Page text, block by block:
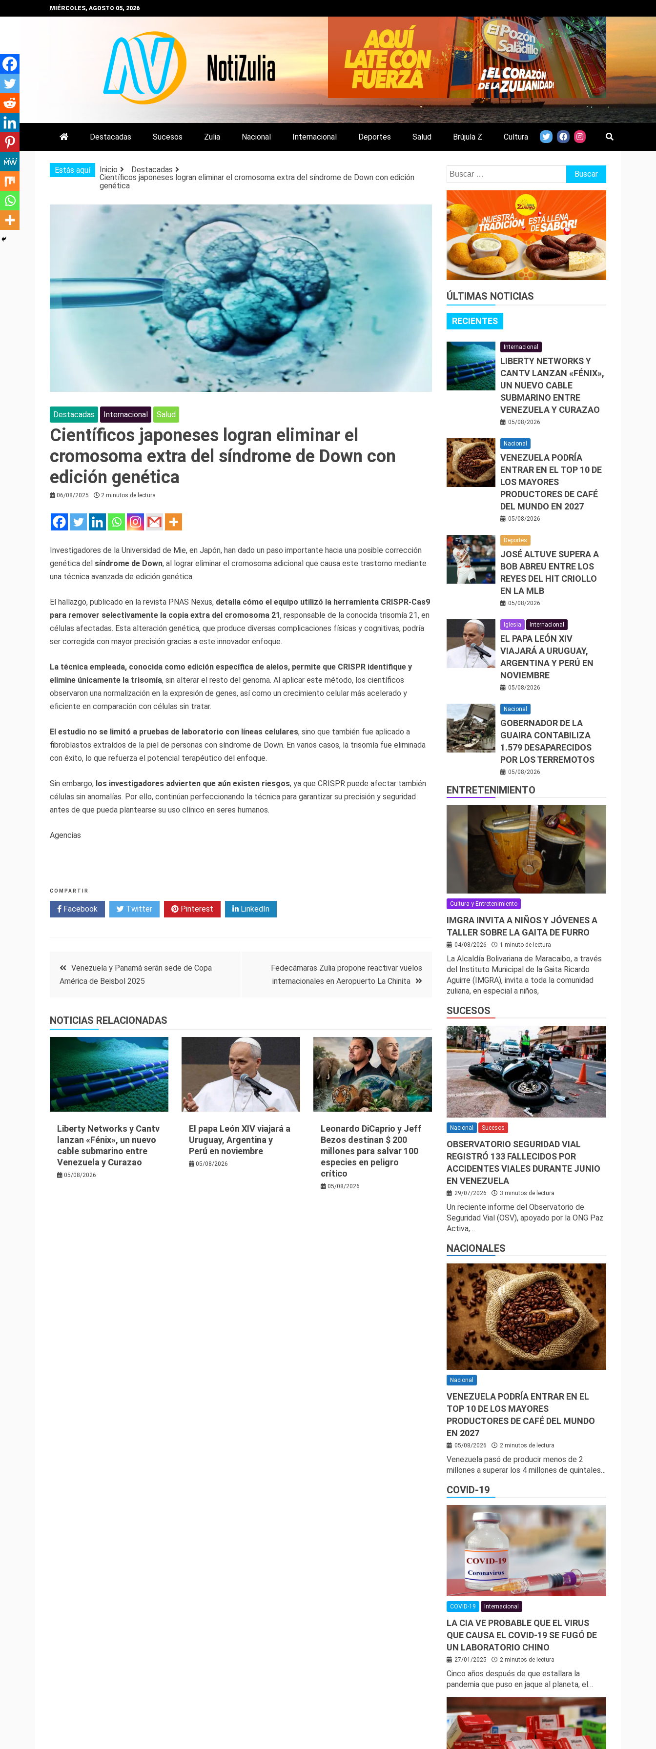
al
MIÉRCOLES, AGOSTO 05, 2026
NOTIZULIA
NOTICIAS DEL ZULIA, VENEZUELA Y DE INTERÉS GENERAL.
Destacadas Sucesos Zulia Nacional Internacional Deportes Salud Brújula Z Cultura
Estás aquí Inicio
Destacadas
Científicos japoneses logran eliminar el cromosoma extra del síndrome de Down con edición
genética
Destacadas Internacional Salud
Científicos japoneses logran eliminar el
cromosoma extra del síndrome de Down con
edición genética
06/08/2025 2 minutos de lectura
Investigadores de la Universidad de Mie, en Japón, han dado un paso importante hacia una posible corrección
genética del síndrome de Down, al lograr eliminar el cromosoma adicional que causa este trastorno mediante
una técnica avanzada de edición genética.
El hallazgo, publicado en la revista PNAS Nexus, detalla cómo el equipo utilizó la herramienta CRISPR-Cas9
para remover selectivamente la copia extra del cromosoma 21, responsable de la conocida trisomía 21, en
células afectadas. Esta alteración genética, que produce diversas complicaciones físicas y cognitivas, podría
ser corregida con mayor precisión gracias a este innovador enfoque.
La técnica empleada, conocida como edición específica de alelos, permite que CRISPR identifique y
elimine únicamente la trisomía, sin alterar el resto del genoma. Al aplicar este método, los científicos
observaron una normalización en la expresión de genes, así como un crecimiento celular más acelerado y
eficiente en comparación con células sin tratar.
El estudio no se limitó a pruebas de laboratorio con líneas celulares, sino que también fue aplicado a
fibroblastos extraídos de la piel de personas con síndrome de Down. En varios casos, la trisomía fue eliminada
con éxito, lo que refuerza el potencial terapéutico del enfoque.
Sin embargo, los investigadores advierten que aún existen riesgos, ya que CRISPR puede afectar también
células sin anomalías. Por ello, continúan perfeccionando la técnica para garantizar su precisión y seguridad
antes de que pueda plantearse su uso clínico en seres humanos.
Agencias
COMPARTIR
Facebook Twitter Pinterest LinkedIn
Navegación
entradas
Venezuela y Panamá serán sede de Copa
América de Beisbol 2025
Fedecámaras Zulia propone reactivar vuelos
internacionales en Aeropuerto La Chinita
NOTICIAS RELACIONADAS
Liberty Networks y Cantv
lanzan «Fénix», un nuevo
cable submarino entre
Venezuela y Curazao
05/08/2026
El papa León XIV viajará a
Uruguay, Argentina y
Perú en noviembre
05/08/2026
Leonardo DiCaprio y Jeff
Bezos destinan $ 200
millones para salvar 100
especies en peligro
crítico
05/08/2026
Buscar:
ÚLTIMAS NOTICIAS
RECIENTES
Internacional
LIBERTY NETWORKS Y
CANTV LANZAN «FÉNIX»,
UN NUEVO CABLE
SUBMARINO ENTRE
VENEZUELA Y CURAZAO
05/08/2026
Nacional
VENEZUELA PODRÍA
ENTRAR EN EL TOP 10 DE
LOS MAYORES
PRODUCTORES DE CAFÉ
DEL MUNDO EN 2027
05/08/2026
Deportes
JOSÉ ALTUVE SUPERA A
BOB ABREU ENTRE LOS
REYES DEL HIT CRIOLLO
EN LA MLB
05/08/2026
Iglesia Internacional
EL PAPA LEÓN XIV
VIAJARÁ A URUGUAY,
ARGENTINA Y PERÚ EN
NOVIEMBRE
05/08/2026
Nacional
GOBERNADOR DE LA
GUAIRA CONTABILIZA
1.579 DESAPARECIDOS
POR LOS TERREMOTOS
05/08/2026
ENTRETENIMIENTO
Cultura y Entretenimiento
IMGRA INVITA A NIÑOS Y JÓVENES A
TALLER SOBRE LA GAITA DE FURRO
04/08/2026 1 minuto de lectura
La Alcaldía Bolivariana de Maracaibo, a través
del Instituto Municipal de la Gaita Ricardo
Aguirre (IMGRA), invita a toda la comunidad
zuliana, en especial a niños,
SUCESOS
Nacional Sucesos
OBSERVATORIO SEGURIDAD VIAL
REGISTRÓ 133 FALLECIDOS POR
ACCIDENTES VIALES DURANTE JUNIO
EN VENEZUELA
29/07/2026 3 minutos de lectura
Un reciente informe del Observatorio de
Seguridad Vial (OSV), apoyado por la ONG Paz
Activa,…
NACIONALES
Nacional
VENEZUELA PODRÍA ENTRAR EN EL
TOP 10 DE LOS MAYORES
PRODUCTORES DE CAFÉ DEL MUNDO
EN 2027
05/08/2026 2 minutos de lectura
Venezuela pasó de producir menos de 2
millones a superar los 4 millones de quintales…
COVID-19
COVID-19 Internacional
LA CIA VE PROBABLE QUE EL VIRUS
QUE CAUSA EL COVID-19 SE FUGÓ DE
UN LABORATORIO CHINO
27/01/2025 2 minutos de lectura
Cinco años después de que estallara la
pandemia que puso en jaque al planeta, el…